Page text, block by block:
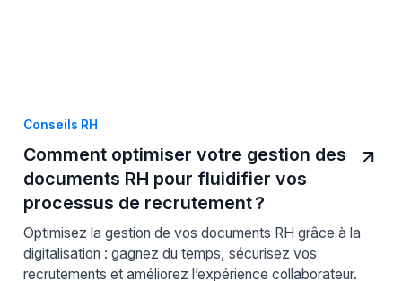
Conseils RH
Comment optimiser votre gestion des
documents RH pour fluidifier vos
processus de recrutement ?
Optimisez la gestion de vos documents RH grâce à la
digitalisation : gagnez du temps, sécurisez vos
recrutements et améliorez l’expérience collaborateur.